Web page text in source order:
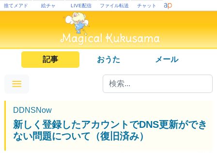
捨てメアド 絵チャ LIVE配信 ファイル転送 チャット
記事 おうた メール
DDNSNow
新しく登録したアカウントでDNS更新ができ
ない問題について（復旧済み）